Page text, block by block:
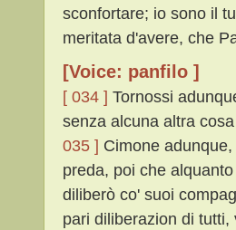
sconfortare; io sono il
meritata d'avere, che
[Voice: panfilo ]
[ 034 ] Tornossi
senza alcuna altra
035 ] Cimone
preda, poi che
diliberò co' suoi
pari diliberazion di